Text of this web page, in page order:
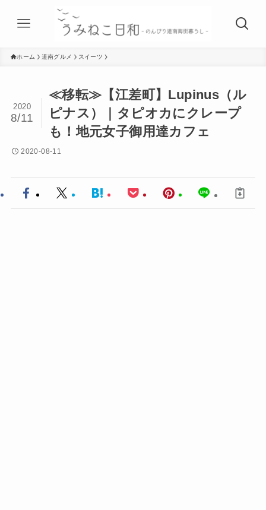
ホーム 道南グルメ スイーツ
≪移転≫【江差町】Lupinus（ル
ピナス）｜タピオカにクレープ
も！地元女子御用達カフェ
2020
8/11
2020-08-11